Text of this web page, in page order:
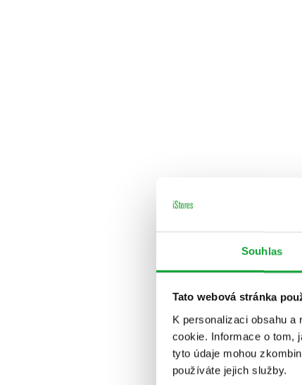
Souhlas
Tato webová stránka
K personalizaci obsahu
cookie. Informace o tom,
tyto údaje mohou
používáte jejich služby.